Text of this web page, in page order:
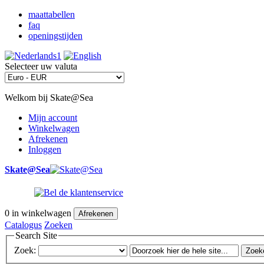
maattabellen
faq
openingstijden
Selecteer uw valuta
Welkom bij Skate@Sea
Mijn account
Winkelwagen
Afrekenen
Inloggen
Skate@Sea
0 in winkelwagen Afrekenen
Catalogus Zoeken
Search Site
Zoek: